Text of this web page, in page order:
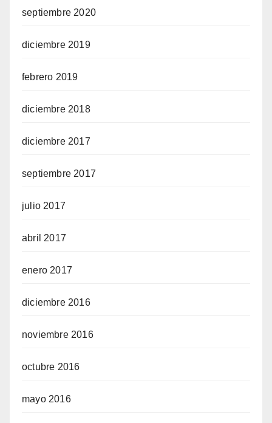
septiembre 2020
diciembre 2019
febrero 2019
diciembre 2018
diciembre 2017
septiembre 2017
julio 2017
abril 2017
enero 2017
diciembre 2016
noviembre 2016
octubre 2016
mayo 2016